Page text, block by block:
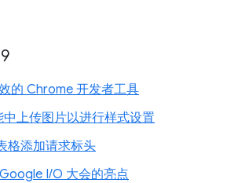
的 Chrome 开发者工具
上传图片以进行样式设置
格添加请求标头
I/O 大会的亮点